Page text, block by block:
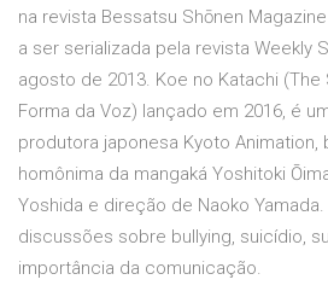
na revista Bessatsu Shōnen
a ser serializada pela revista Weekly
agosto de 2013. Koe no Katachi
Forma da Voz) lançado em 2016, é
produtora japonesa Kyoto Animation,
homônima da mangaká Yoshitoki
Yoshida e direção de Naoko
discussões sobre bullying, suicídio,
importância da comunicação.